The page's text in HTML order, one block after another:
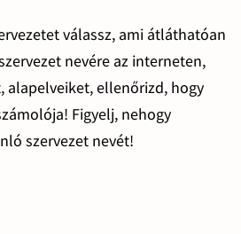
válassz, ami átláthatóan
nevére az interneten,
alapelveiket, ellenőrizd, hogy
Figyelj, nehogy
szervezet nevét!